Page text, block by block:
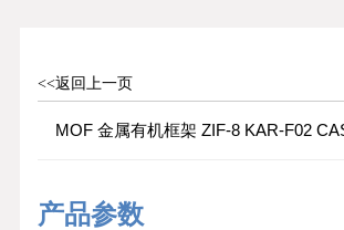
<<返回上一页
MOF 金属有机框架 ZIF-8 KAR-F02
产品参数